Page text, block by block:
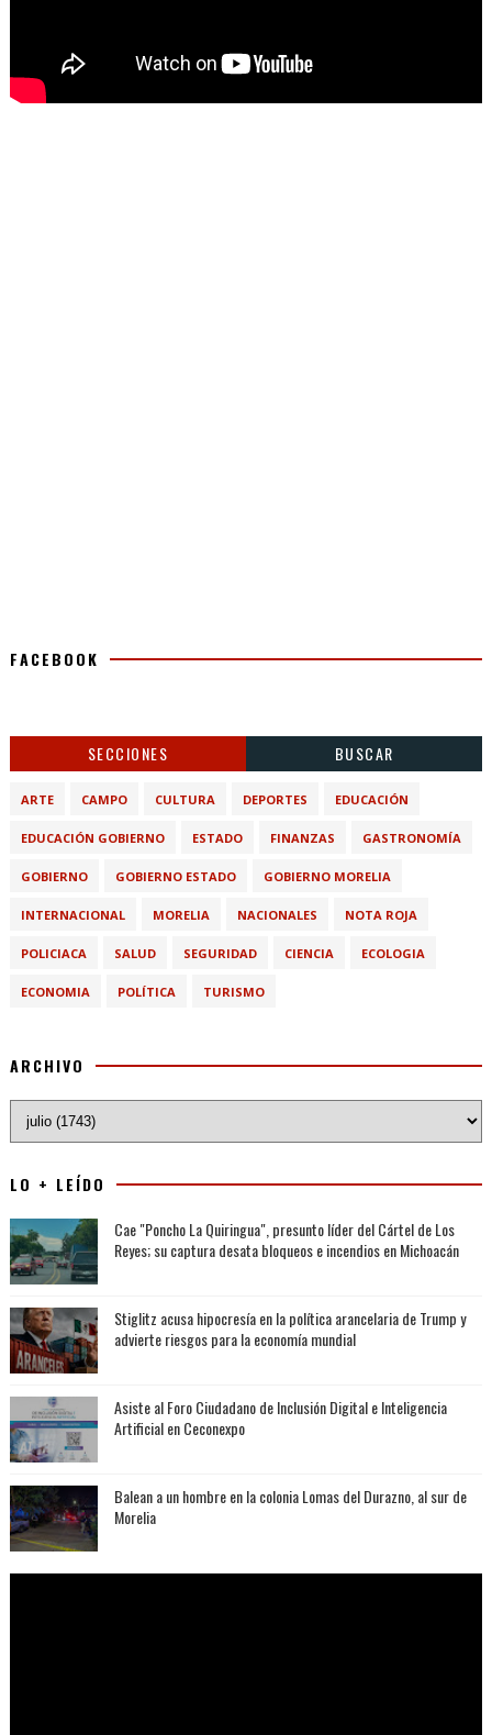
FACEBOOK
SECCIONES BUSCAR
ARTE CAMPO CULTURA DEPORTES EDUCACIÓN
EDUCACIÓN GOBIERNO ESTADO FINANZAS GASTRONOMÍA
GOBIERNO GOBIERNO ESTADO GOBIERNO MORELIA
INTERNACIONAL MORELIA NACIONALES NOTA ROJA
POLICIACA SALUD SEGURIDAD CIENCIA ECOLOGIA
ECONOMIA POLÍTICA TURISMO
ARCHIVO
LO + LEÍDO
Cae "Poncho La Quiringua", presunto líder del Cártel de Los
Reyes; su captura desata bloqueos e incendios en Michoacán
Stiglitz acusa hipocresía en la política arancelaria de Trump y
advierte riesgos para la economía mundial
Asiste al Foro Ciudadano de Inclusión Digital e Inteligencia
Artificial en Ceconexpo
Balean a un hombre en la colonia Lomas del Durazno, al sur de
Morelia